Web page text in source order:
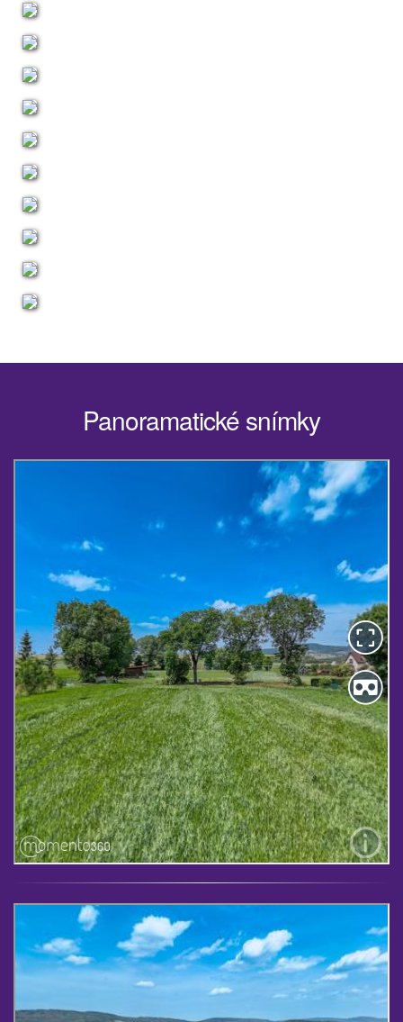
Panoramatické snímky